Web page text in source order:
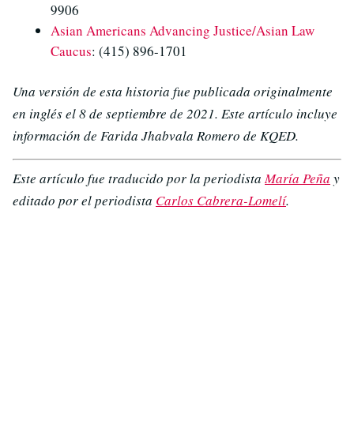
9906
Asian Americans Advancing Justice/Asian Law
Caucus: (415) 896-1701
Una versión de esta historia fue publicada originalmente
en inglés el 8 de septiembre de 2021. Este artículo incluye
información de Farida Jhabvala Romero de KQED.
Este artículo fue traducido por la periodistaMaría Peña y
editado por el periodista Carlos Cabrera-Lomelí.